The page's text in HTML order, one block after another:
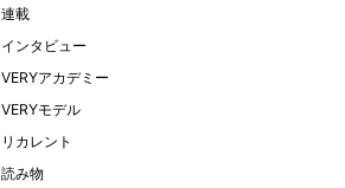
連載
インタビュー
VERYアカデミー
VERYモデル
リカレント
読み物